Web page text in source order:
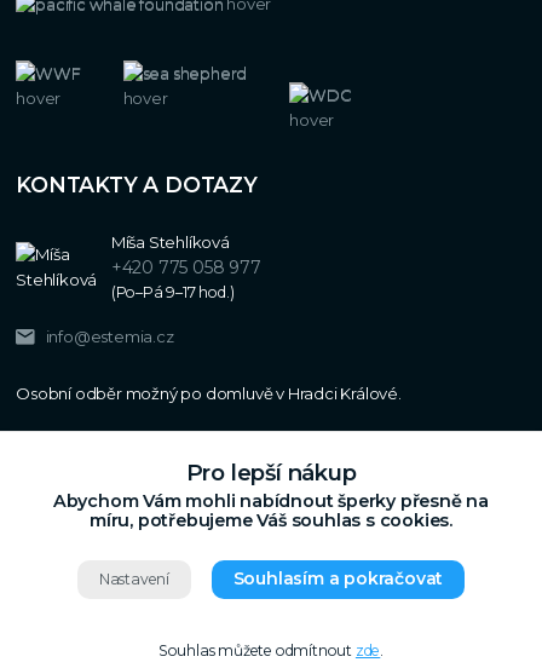
KONTAKTY A DOTAZY
Míša Stehlíková
+420 775 058 977
(Po–Pá 9–17 hod.)
info@estemia.cz
Pro lepší nákup
Abychom Vám mohli nabídnout šperky přesně na
míru, potřebujeme Váš souhlas s cookies.
Nastavení Souhlasím a pokračovat
Souhlas můžete odmítnout zde.